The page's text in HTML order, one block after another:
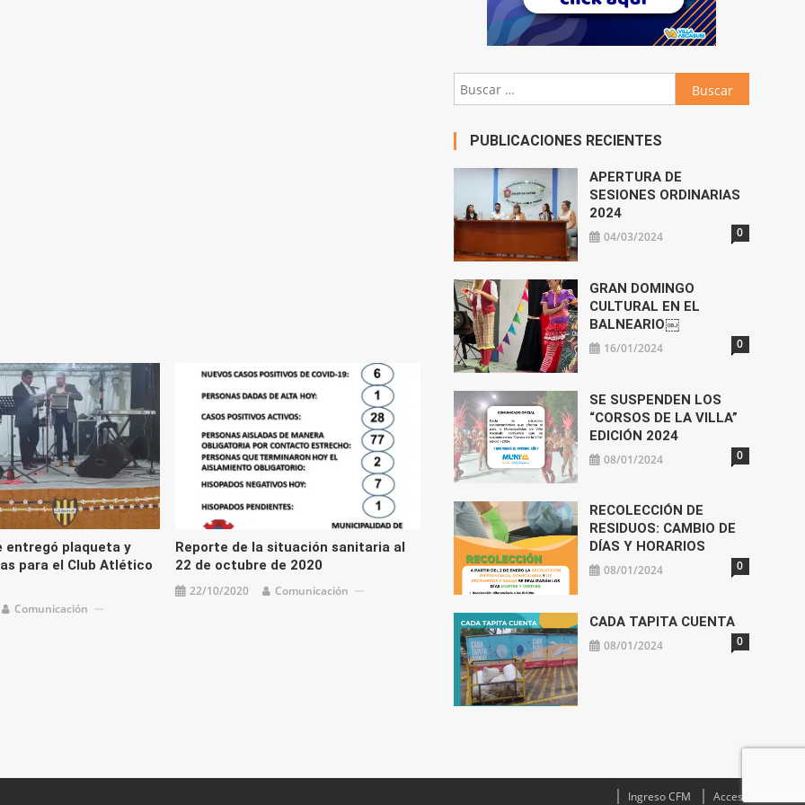
entregó plaqueta y
para el Club Atlético
Comunicación
Reporte de la situación sanitaria al
22 de octubre de 2020
22/10/2020 Comunicación
Buscar:
PUBLICACIONES RECIENTES
APERTURA DE
SESIONES ORDINARIAS
2024
04/03/2024 0
GRAN DOMINGO
CULTURAL EN EL
BALNEARIO￼
16/01/2024 0
SE SUSPENDEN LOS
“CORSOS DE LA VILLA”
EDICIÓN 2024
08/01/2024 0
RECOLECCIÓN DE
RESIDUOS: CAMBIO DE
DÍAS Y HORARIOS
08/01/2024 0
CADA TAPITA CUENTA
08/01/2024 0
Ingreso CFM Acceso